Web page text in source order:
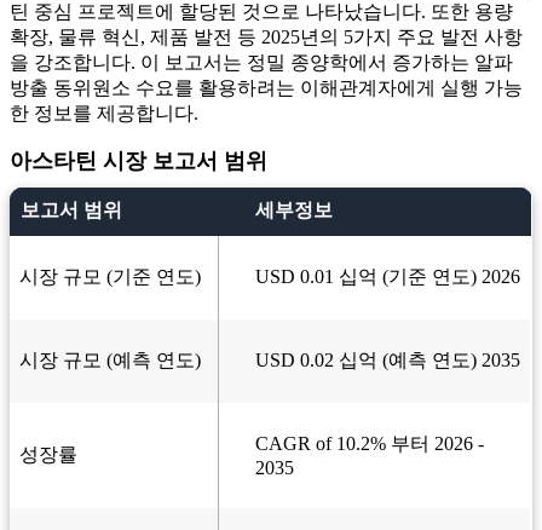
틴 중심 프로젝트에 할당된 것으로 나타났습니다. 또한 용량
확장, 물류 혁신, 제품 발전 등 2025년의 5가지 주요 발전 사항
을 강조합니다. 이 보고서는 정밀 종양학에서 증가하는 알파
방출 동위원소 수요를 활용하려는 이해관계자에게 실행 가능
한 정보를 제공합니다.
아스타틴 시장 보고서 범위
보고서 범위 세부정보
시장 규모 (기준 연도) USD 0.01 십억 (기준 연도) 2026
시장 규모 (예측 연도) USD 0.02 십억 (예측 연도) 2035
성장률
CAGR of 10.2% 부터 2026 -
2035